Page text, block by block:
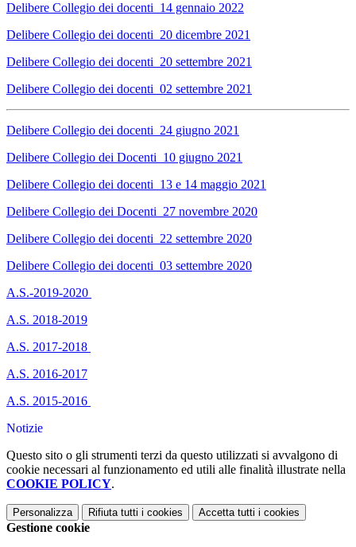
Delibere Collegio dei docenti_14 gennaio 2022
Delibere Collegio dei docenti_20 dicembre 2021
Delibere Collegio dei docenti_20 settembre 2021
Delibere Collegio dei docenti_02 settembre 2021
Delibere Collegio dei docenti_24 giugno 2021
Delibere Collegio dei Docenti_10 giugno 2021
Delibere Collegio dei docenti_13 e 14 maggio 2021
Delibere Collegio dei Docenti_27 novembre 2020
Delibere Collegio dei docenti_22 settembre 2020
Delibere Collegio dei docenti_03 settembre 2020
A.S.-2019-2020
A.S. 2018-2019
A.S. 2017-2018
A.S. 2016-2017
A.S. 2015-2016
Notizie
Questo sito o gli strumenti terzi da questo utilizzati si avvalgono di
cookie necessari al funzionamento ed utili alle finalità illustrate nella
COOKIE POLICY.
Personalizza Rifiuta tutti i cookies Accetta tutti i cookies
Gestione cookie